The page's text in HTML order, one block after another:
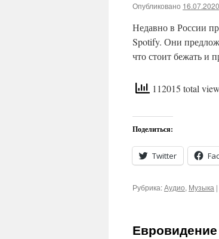
Опубликовано 16.07.2020
Недавно в России
Spotify. Они
что стоит бежать и
112015 total
Поделиться:
Twitter
Рубрика:Аудио, Музыка |